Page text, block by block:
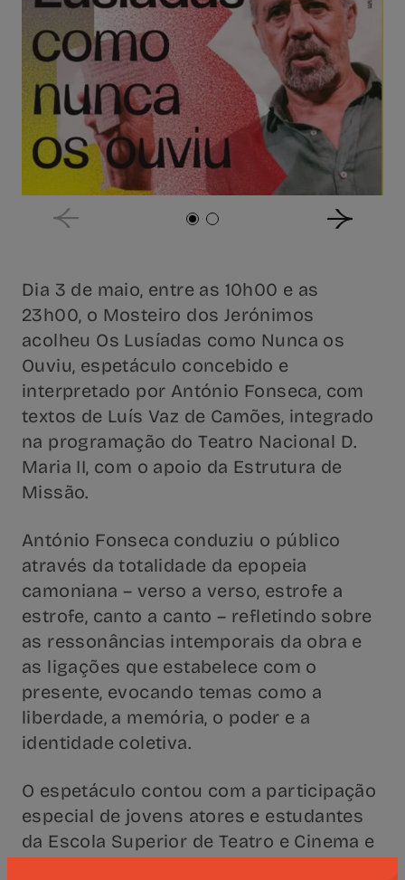
Dia 3 de maio, entre as 10h00 e as
23h00, o Mosteiro dos Jerónimos
acolheu Os Lusíadas como Nunca os
Ouviu, espetáculo concebido e
interpretado por António Fonseca, com
textos de Luís Vaz de Camões, integrado
na programação do Teatro Nacional D.
Maria II, com o apoio da Estrutura de
Missão.
António Fonseca conduziu o público
através da totalidade da epopeia
camoniana – verso a verso, estrofe a
estrofe, canto a canto – refletindo sobre
as ressonâncias intemporais da obra e
as ligações que estabelece com o
presente, evocando temas como a
liberdade, a memória, o poder e a
identidade coletiva.
O espetáculo contou com a participação
especial de jovens atores e estudantes
da Escola Superior de Teatro e Cinema e